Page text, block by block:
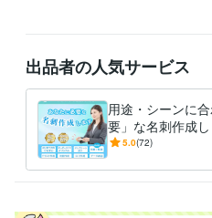
出品者の人気サービス
用途・シーンに
要」な名刺作成
ジナルorテンプ
5.0(72)